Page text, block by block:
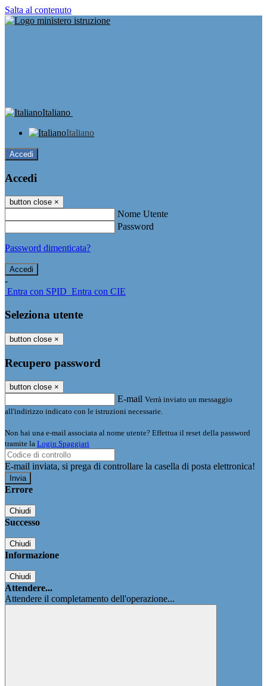
Salta al contenuto
Italiano
Italiano
Accedi
Accedi
button close ×
Nome Utente
Password
Password dimenticata?
-
Entra con SPID Entra con CIE
Seleziona utente
button close ×
Recupero password
button close ×
E-mail Verrà inviato un messaggio
all'indirizzo indicato con le istruzioni necessarie.
Non hai una e-mail associata al nome utente? Effettua il reset della password
tramite la Login Spaggiari
E-mail inviata, si prega di controllare la casella di posta elettronica!
Errore
Chiudi
Successo
Chiudi
Informazione
Chiudi
Attendere...
Attendere il completamento dell'operazione...